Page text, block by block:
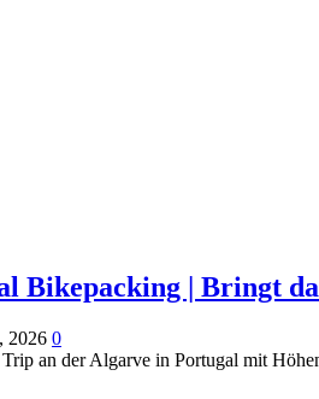
Bikepacking | Bringt
2026 0
an der Algarve in Portugal mit